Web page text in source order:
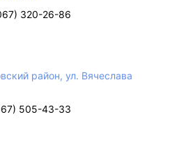
320-26-86
район, ул. Вячеслава
505-43-33